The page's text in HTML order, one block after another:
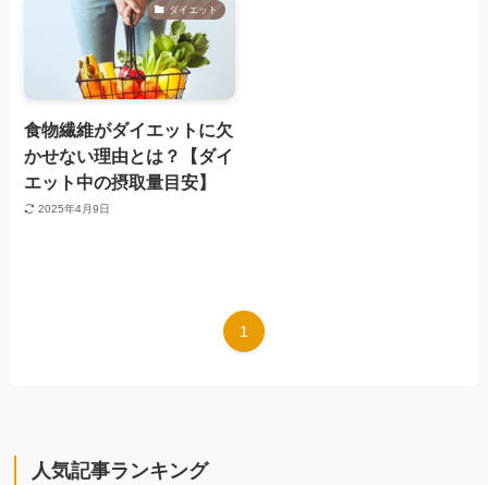
ダイエット
食物繊維がダイエットに欠
かせない理由とは？【ダイ
エット中の摂取量目安】
2025年4月9日
1
人気記事ランキング